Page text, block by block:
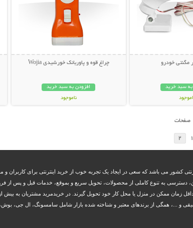
مگنتی خودرو
به سبد خرید
چراغ قوه و پاوربانک خورشیدی Wojia
افزودن به سبد خرید
ناموجود
صفحات
1
2
کشور می باشد که سعی در ایجاد یک تجربه خوب از خرید اینترنتی برای
دسترسی به تنوع کاملی از محصولات، تحویل سریع و بموقع، خدمات قبل و پس از
زمان ممکن در منزل یا محل کار خود تحویل گیرند. در خریدمرید مشتریان به بیش
...، همگی از برندهای معتبر و شناخته شده بازار شامل سامسونگ، ال جی، بوش،